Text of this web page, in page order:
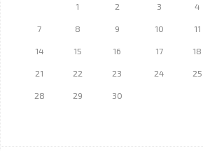
1 2 3 4
7 8 9 10 11
14 15 16 17 18
21 22 23 24 25
28 29 30